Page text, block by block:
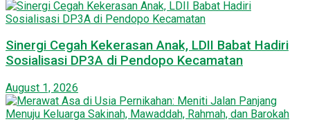
Sinergi Cegah Kekerasan Anak, LDII Babat Hadiri
Sosialisasi DP3A di Pendopo Kecamatan
August 1, 2026